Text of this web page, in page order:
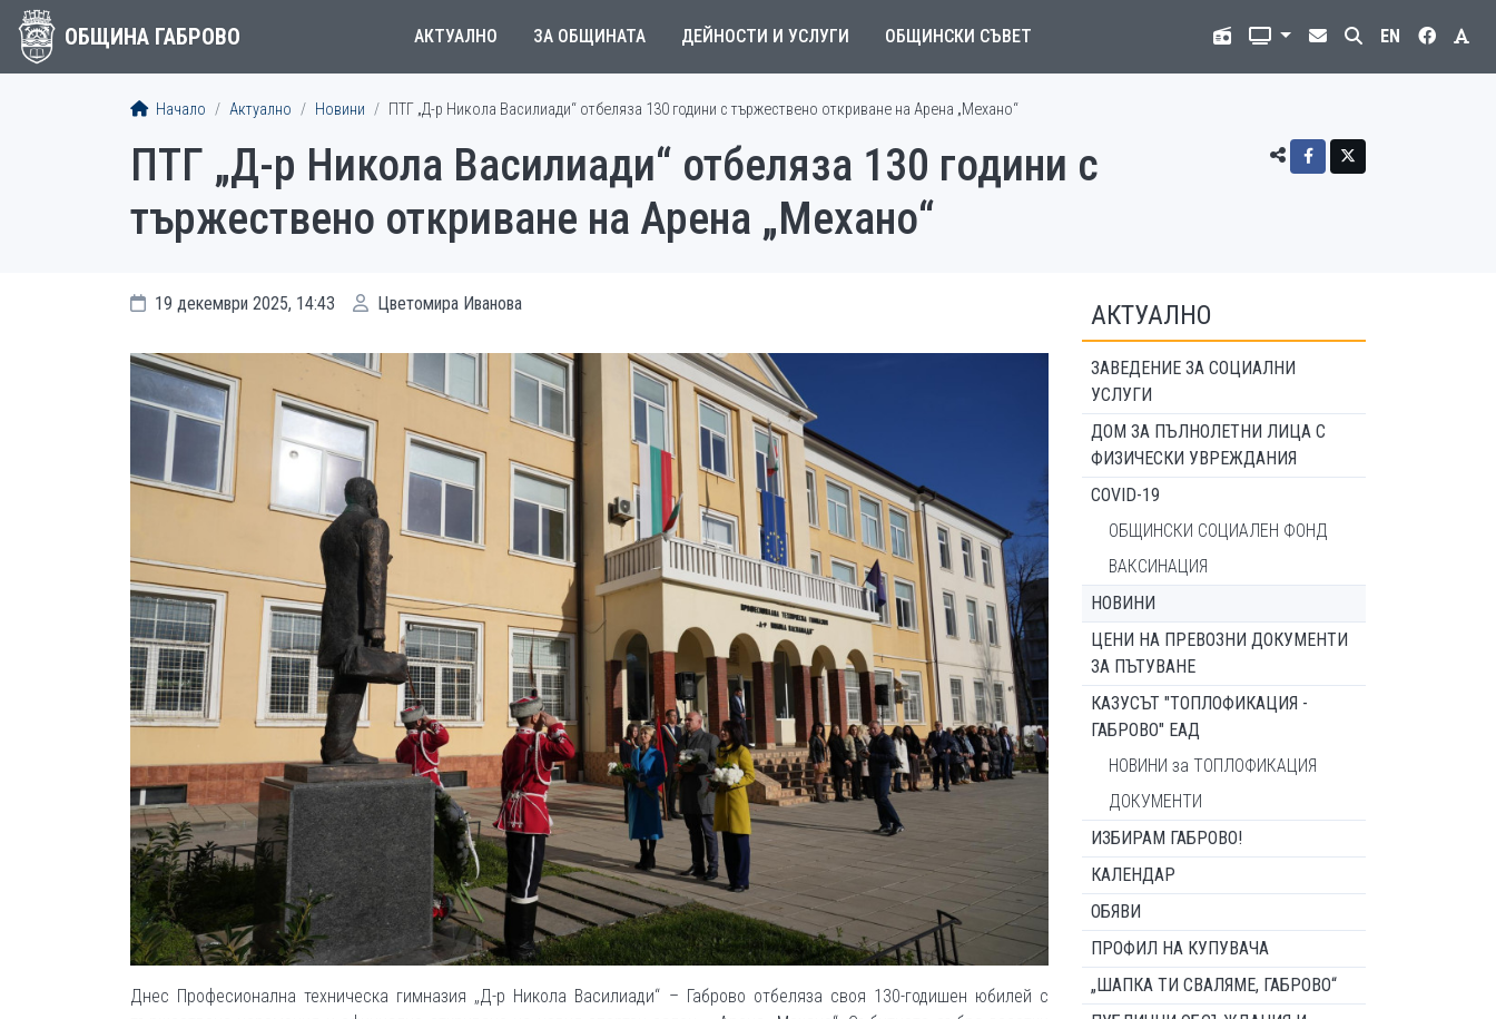
ОБЩИНА ГАБРОВО АКТУАЛНО ЗА ОБЩИНАТА ДЕЙНОСТИ И УСЛУГИ ОБЩИНСКИ СЪВЕТ EN
Начало Актуално Новини ПТГ „Д-р Никола Василиади“ отбеляза 130 години с тържествено откриване на Арена „Механо“
ПТГ „Д-р Никола Василиади“ отбеляза 130 години с
тържествено откриване на Арена „Механо“
19 декември 2025, 14:43 Цветомира Иванова
Днес Професионална техническа гимназия „Д-р Никола Василиади“ – Габрово отбеляза своя 130-годишен юбилей с
АКТУАЛНО
ЗАВЕДЕНИЕ ЗА СОЦИАЛНИ
УСЛУГИ
ДОМ ЗА ПЪЛНОЛЕТНИ ЛИЦА С
ФИЗИЧЕСКИ УВРЕЖДАНИЯ
COVID-19
ОБЩИНСКИ СОЦИАЛЕН ФОНД
ВАКСИНАЦИЯ
НОВИНИ
ЦЕНИ НА ПРЕВОЗНИ ДОКУМЕНТИ
ЗА ПЪТУВАНЕ
КАЗУСЪТ "ТОПЛОФИКАЦИЯ -
ГАБРОВО" ЕАД
НОВИНИ за ТОПЛОФИКАЦИЯ
ДОКУМЕНТИ
ИЗБИРАМ ГАБРОВО!
КАЛЕНДАР
ОБЯВИ
ПРОФИЛ НА КУПУВАЧА
„ШАПКА ТИ СВАЛЯМЕ, ГАБРОВО“